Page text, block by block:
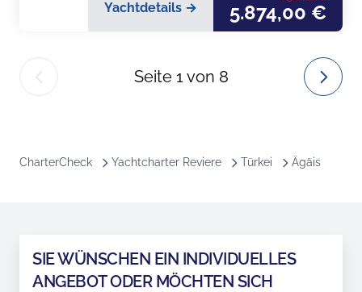
Yachtdetails → 5.874,00 €
Seite 1von 8
CharterCheck Yachtcharter Reviere Türkei Ägäis
SIE WÜNSCHEN EIN INDIVIDUELLES
ANGEBOT ODER MÖCHTEN SICH